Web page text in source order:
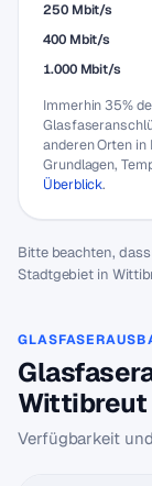
250 Mbit/s
400 Mbit/s
1.000 Mbit/s
Immerhin 35%
anderen Orten
Grundlagen,
Überblick.
Bitte beachten,
Stadtgebiet in
Wittibreut
Verfügbarkeit